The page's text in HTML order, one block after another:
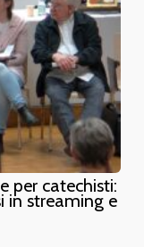
per catechisti:
in streaming e